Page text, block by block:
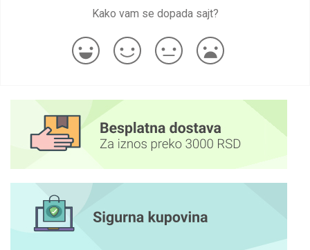
Kako vam se dopada sajt?